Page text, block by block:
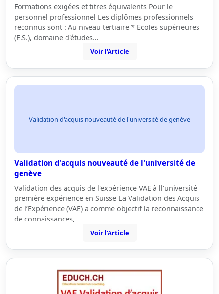
Formations exigées et titres équivalents Pour le
personnel professionnel Les diplômes professionnels
reconnus sont : Au niveau tertiaire * Ecoles supérieures
(E.S.), domaine d'études…
Voir l'Article
Validation d'acquis nouveauté de l'université de genève
Validation d'acquis nouveauté de l'université de
genève
Validation des acquis de l'expérience VAE à ll'université
première expérience en Suisse La Validation des Acquis
de l’Expérience (VAE) a comme objectif la reconnaissance
de connaissances,…
Voir l'Article